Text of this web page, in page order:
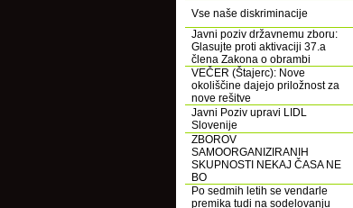
Vse naše diskriminacije
Javni poziv državnemu zboru:
Glasujte proti aktivaciji 37.a
člena Zakona o obrambi
VEČER (Štajerc): Nove
okoliščine dajejo priložnost za
nove rešitve
Javni Poziv upravi LIDL
Slovenije
ZBOROV
SAMOORGANIZIRANIH
SKUPNOSTI NEKAJ ČASA NE
BO
Po sedmih letih se vendarle
premika tudi na sodelovanju